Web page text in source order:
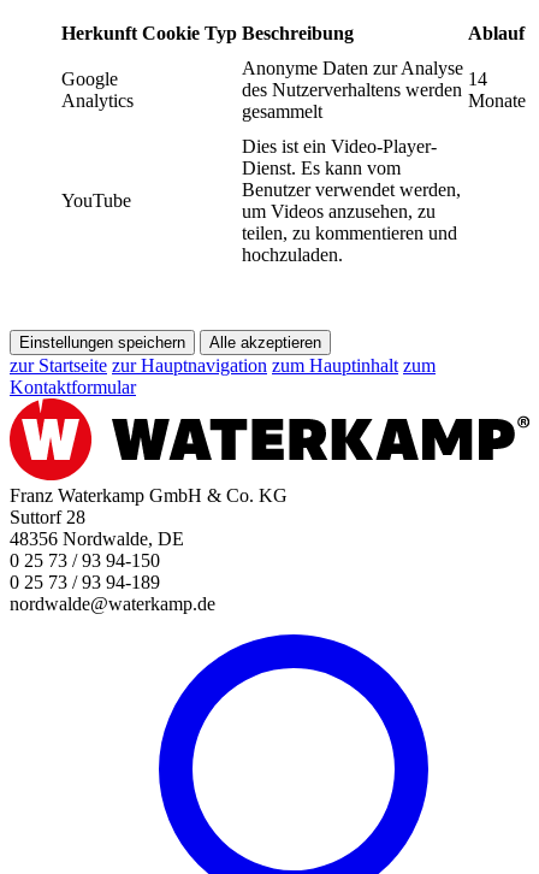
Herkunft Cookie Typ Beschreibung Ablauf
Google
Analytics
Anonyme Daten zur Analyse
des Nutzerverhaltens werden
gesammelt
14
Monate
YouTube
Dies ist ein Video-Player-
Dienst. Es kann vom
Benutzer verwendet werden,
um Videos anzusehen, zu
teilen, zu kommentieren und
hochzuladen.
Einstellungen speichern Alle akzeptieren
zur Startseite zur Hauptnavigation zum Hauptinhalt zum
Kontaktformular
Franz Waterkamp GmbH & Co. KG
Suttorf 28
48356 Nordwalde, DE
0 25 73 / 93 94-150
0 25 73 / 93 94-189
nordwalde@waterkamp.de